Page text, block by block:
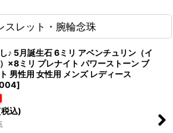
スレット・腕輪念珠
♪ 5月誕生石 6ミリ アベンチュリン（イ
×8ミリ プレナイト パワーストーン ブ
男性用 女性用 メンズ レディース
]
込)